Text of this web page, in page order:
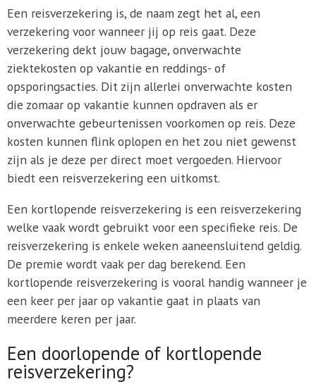
Een reisverzekering is, de naam zegt het al, een
verzekering voor wanneer jij op reis gaat. Deze
verzekering dekt jouw bagage, onverwachte
ziektekosten op vakantie en reddings- of
opsporingsacties. Dit zijn allerlei onverwachte kosten
die zomaar op vakantie kunnen opdraven als er
onverwachte gebeurtenissen voorkomen op reis. Deze
kosten kunnen flink oplopen en het zou niet gewenst
zijn als je deze per direct moet vergoeden. Hiervoor
biedt een reisverzekering een uitkomst.
Een kortlopende reisverzekering is een reisverzekering
welke vaak wordt gebruikt voor een specifieke reis. De
reisverzekering is enkele weken aaneensluitend geldig.
De premie wordt vaak per dag berekend. Een
kortlopende reisverzekering is vooral handig wanneer je
een keer per jaar op vakantie gaat in plaats van
meerdere keren per jaar.
Een doorlopende of kortlopende
reisverzekering?